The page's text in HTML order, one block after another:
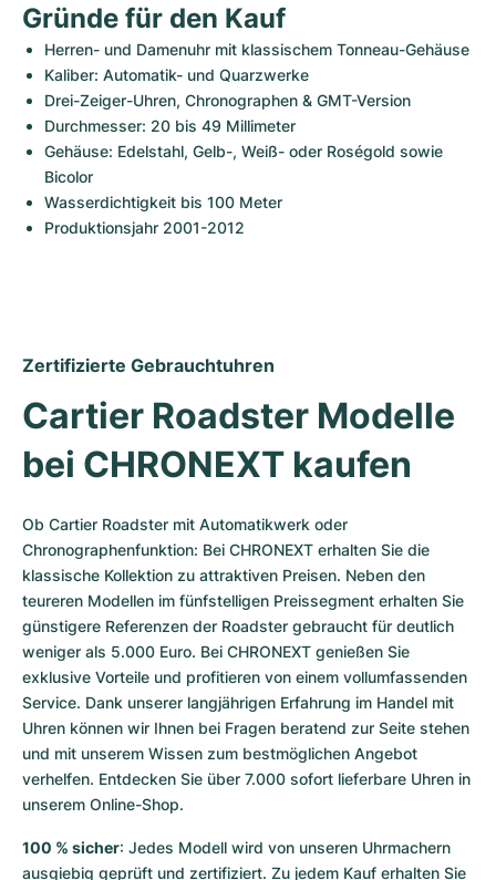
Gründe für den Kauf
Herren- und Damenuhr mit klassischem Tonneau-Gehäuse
Kaliber: Automatik- und Quarzwerke
Drei-Zeiger-Uhren, Chronographen & GMT-Version
Durchmesser: 20 bis 49 Millimeter
Gehäuse: Edelstahl, Gelb-, Weiß- oder Roségold sowie
Bicolor
Wasserdichtigkeit bis 100 Meter
Produktionsjahr 2001-2012
Zertifizierte Gebrauchtuhren
Cartier Roadster Modelle
bei CHRONEXT kaufen
Ob Cartier Roadster mit Automatikwerk oder
Chronographenfunktion: Bei CHRONEXT erhalten Sie die
klassische Kollektion zu attraktiven Preisen. Neben den
teureren Modellen im fünfstelligen Preissegment erhalten Sie
günstigere Referenzen der Roadster gebraucht für deutlich
weniger als 5.000 Euro. Bei CHRONEXT genießen Sie
exklusive Vorteile und profitieren von einem vollumfassenden
Service. Dank unserer langjährigen Erfahrung im Handel mit
Uhren können wir Ihnen bei Fragen beratend zur Seite stehen
und mit unserem Wissen zum bestmöglichen Angebot
verhelfen. Entdecken Sie über 7.000 sofort lieferbare Uhren in
unserem Online-Shop.
100 % sicher: Jedes Modell wird von unseren Uhrmachern
ausgiebig geprüft und zertifiziert. Zu jedem Kauf erhalten Sie